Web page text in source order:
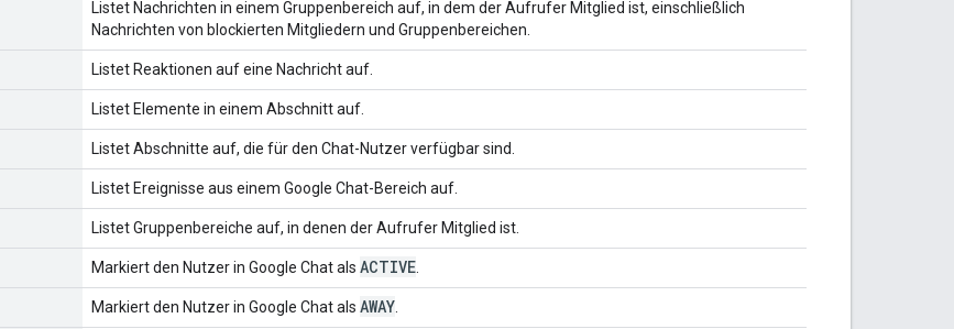
Listet Nachrichten in einem Gruppenbereich auf, in dem der Aufrufer Mitglied ist, einschließlich
Nachrichten von blockierten Mitgliedern und Gruppenbereichen.
Listet Reaktionen auf eine Nachricht auf.
Listet Elemente in einem Abschnitt auf.
Listet Abschnitte auf, die für den Chat-Nutzer verfügbar sind.
Listet Ereignisse aus einem Google Chat-Bereich auf.
Listet Gruppenbereiche auf, in denen der Aufrufer Mitglied ist.
Markiert den Nutzer in Google Chat als ACTIVE
Markiert den Nutzer in Google Chat als AWAY